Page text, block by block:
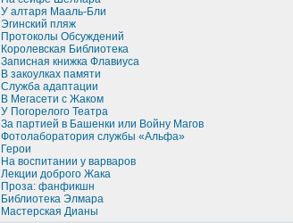
У алтаря Мааль-Бли
Эгинский пляж
Протоколы Обсуждений
Королевская Библиотека
Записная книжка Флавиуса
В закоулках памяти
Служба адаптации
В Мегасети с Жаком
У Погорелого Театра
За партией в Башенки или Войну Магов
Фотолаборатория службы «Альфа»
Герои
На воспитании у варваров
Лекции доброго Жака
Проза: фанфикшн
Библиотека Элмара
Мастерская Дианы